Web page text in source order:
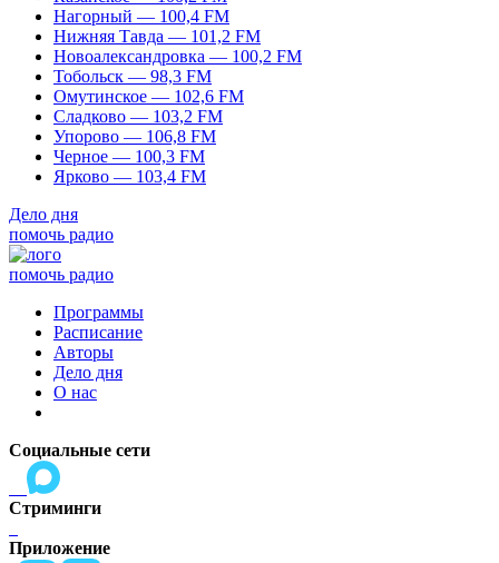
Нагорный — 100,4 FM
Нижняя Тавда — 101,2 FM
Новоалександровка — 100,2 FM
Тобольск — 98,3 FM
Омутинское — 102,6 FM
Сладково — 103,2 FM
Упорово — 106,8 FM
Черное — 100,3 FM
Ярково — 103,4 FM
Дело дня
помочь радио
помочь радио
Программы
Расписание
Авторы
Дело дня
О нас
Социальные сети
Стриминги
Приложение